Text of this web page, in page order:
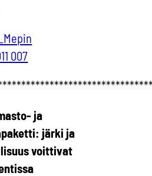
ja
järki ja
voittivat